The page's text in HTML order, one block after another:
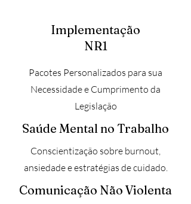
Implementação
NR1
Pacotes Personalizados para sua
Necessidade e Cumprimento da
Legislação
Saúde Mental no Trabalho
Conscientização sobre burnout,
ansiedade e estratégias de cuidado.
Comunicação Não Violenta